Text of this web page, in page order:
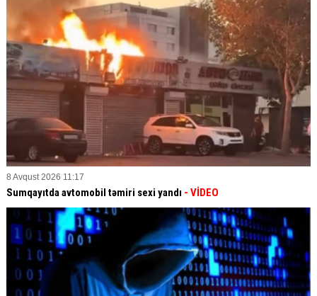
8 Avqust 2026 11:17
Sumqayıtda avtomobil təmiri sexi yandı - VİDEO